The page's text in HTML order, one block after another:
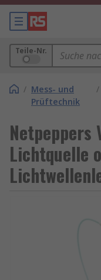
Teile-Nr.
/ Mess- und
Prüftechnik
/
Netpeppers
Lichtquelle